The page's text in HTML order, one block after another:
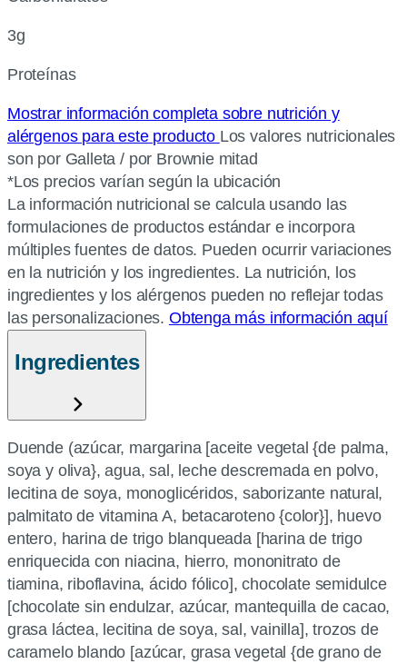
3g
Proteínas
Mostrar información completa sobre nutrición y
alérgenos para este producto Los valores nutricionales
son por Galleta / por Brownie mitad
*Los precios varían según la ubicación
La información nutricional se calcula usando las
formulaciones de productos estándar e incorpora
múltiples fuentes de datos. Pueden ocurrir variaciones
en la nutrición y los ingredientes. La nutrición, los
ingredientes y los alérgenos pueden no reflejar todas
las personalizaciones. Obtenga más información aquí
Ingredientes
Duende (azúcar, margarina [aceite vegetal {de palma,
soya y oliva}, agua, sal, leche descremada en polvo,
lecitina de soya, monoglicéridos, saborizante natural,
palmitato de vitamina A, betacaroteno {color}], huevo
entero, harina de trigo blanqueada [harina de trigo
enriquecida con niacina, hierro, mononitrato de
tiamina, riboflavina, ácido fólico], chocolate semidulce
[chocolate sin endulzar, azúcar, mantequilla de cacao,
grasa láctea, lecitina de soya, sal, vainilla], trozos de
caramelo blando [azúcar, grasa vegetal {de grano de